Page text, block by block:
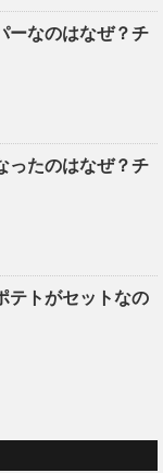
ーなのはなぜ？チ
ったのはなぜ？チ
テトがセットなの